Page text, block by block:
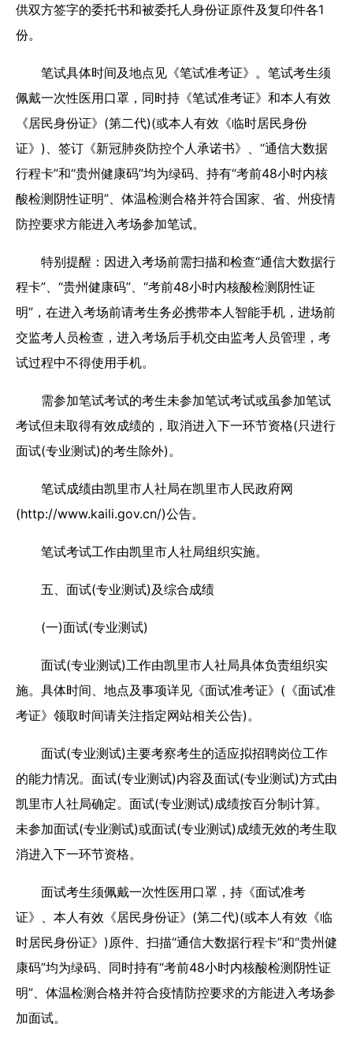
供双方签字的委托书和被委托人身份证原件及复印件各1
份。
笔试具体时间及地点见《笔试准考证》。笔试考生须
佩戴一次性医用口罩，同时持《笔试准考证》和本人有效
《居民身份证》(第二代)(或本人有效《临时居民身份
证》)、签订《新冠肺炎防控个人承诺书》、“通信大数据
行程卡”和“贵州健康码”均为绿码、持有“考前48小时内核
酸检测阴性证明”、体温检测合格并符合国家、省、州疫情
防控要求方能进入考场参加笔试。
特别提醒：因进入考场前需扫描和检查“通信大数据行
程卡”、“贵州健康码”、“考前48小时内核酸检测阴性证
明”，在进入考场前请考生务必携带本人智能手机，进场前
交监考人员检查，进入考场后手机交由监考人员管理，考
试过程中不得使用手机。
需参加笔试考试的考生未参加笔试考试或虽参加笔试
考试但未取得有效成绩的，取消进入下一环节资格(只进行
面试(专业测试)的考生除外)。
笔试成绩由凯里市人社局在凯里市人民政府网
(http://www.kaili.gov.cn/)公告。
笔试考试工作由凯里市人社局组织实施。
五、面试(专业测试)及综合成绩
(一)面试(专业测试)
面试(专业测试)工作由凯里市人社局具体负责组织实
施。具体时间、地点及事项详见《面试准考证》(《面试准
考证》领取时间请关注指定网站相关公告)。
面试(专业测试)主要考察考生的适应拟招聘岗位工作
的能力情况。面试(专业测试)内容及面试(专业测试)方式由
凯里市人社局确定。面试(专业测试)成绩按百分制计算。
未参加面试(专业测试)或面试(专业测试)成绩无效的考生取
消进入下一环节资格。
面试考生须佩戴一次性医用口罩，持《面试准考
证》、本人有效《居民身份证》(第二代)(或本人有效《临
时居民身份证》)原件、扫描“通信大数据行程卡”和“贵州健
康码”均为绿码、同时持有“考前48小时内核酸检测阴性证
明”、体温检测合格并符合疫情防控要求的方能进入考场参
加面试。